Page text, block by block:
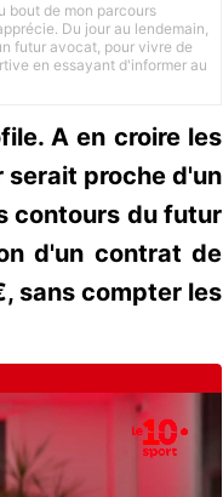
bout de mon parcours
Du jour au lendemain,
futur avocat, pour vivre de
en essayant d'informer au
A en croire les
serait proche d'un
contours du futur
d'un contrat de
sans compter les